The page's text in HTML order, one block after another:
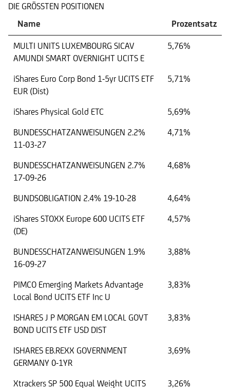
DIE GRÖSSTEN POSITIONEN
Name
Prozentsatz
MULTI UNITS LUXEMBOURG SICAV
AMUNDI SMART OVERNIGHT UCITS E
5,76%
iShares Euro Corp Bond 1-5yr UCITS ETF
EUR (Dist)
5,71%
iShares Physical Gold ETC
5,69%
BUNDESSCHATZANWEISUNGEN 2.2%
11-03-27
4,71%
BUNDESSCHATZANWEISUNGEN 2.7%
17-09-26
4,68%
BUNDSOBLIGATION 2.4% 19-10-28
4,64%
iShares STOXX Europe 600 UCITS ETF
(DE)
4,57%
BUNDESSCHATZANWEISUNGEN 1.9%
16-09-27
3,88%
PIMCO Emerging Markets Advantage
Local Bond UCITS ETF Inc U
3,83%
ISHARES J P MORGAN EM LOCAL GOVT
BOND UCITS ETF USD DIST
3,83%
ISHARES EB.REXX GOVERNMENT
GERMANY 0-1YR
3,69%
Xtrackers SP 500 Equal Weight UCITS 3,26%